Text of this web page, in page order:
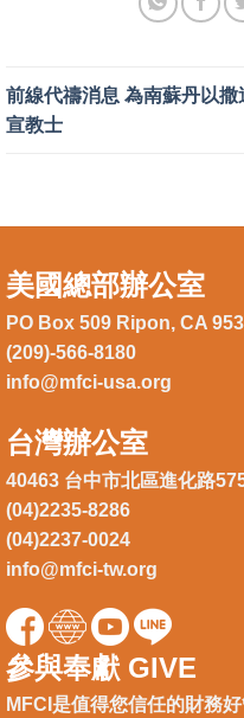
前線代禱消息 為南蘇丹以撒
宣教士
美國總部辦公室
PO Box 509 Ripon, CA
(209)-566-8180
info@mfci-usa.org
台灣辦公室
40463 台中市北區進化路
(04)2235-8286
(04)2237-0024
info@mfci-tw.org
參與奉獻 GIVE
MFCI是值得您信任的財務